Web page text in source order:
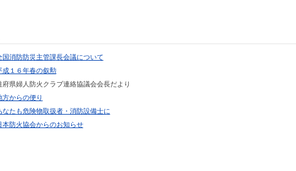
国消防防災主管課長会議について
成１６年春の叙勲
府県婦人防火クラブ連絡協議会会長だより
方からの便り
なたも危険物取扱者・消防設備士に
本防火協会からのお知らせ